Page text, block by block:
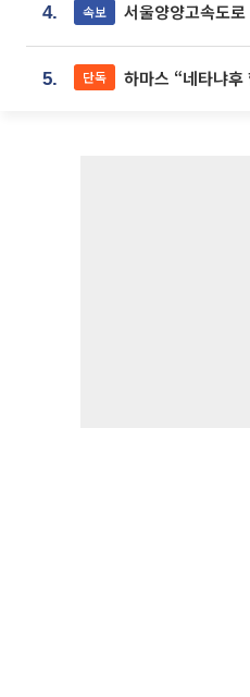
4. 속보 서울양양고속도
5. 단독 하마스 “네타냐후 합의